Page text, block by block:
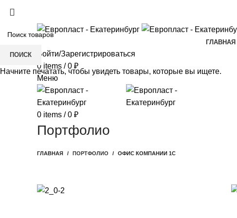
ГЛАВНАЯ
Войти/Зарегистрироваться
0 items / 0 ₽
Меню
0 items / 0 ₽
Портфолио
ГЛАВНАЯ ПОРТФОЛИО ОФИС КОМПАНИИ 1С
ПОИСК
Начните печатать, чтобы увидеть товары, которые вы ищете.